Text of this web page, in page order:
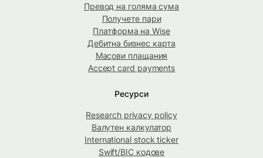
Превод на голяма сума
Получете пари
Платформа на Wise
Дебитна бизнес карта
Масови плащания
Accept card payments
Ресурси
Research privacy policy
Валутен калкулатор
International stock ticker
Swift/BIC кодове